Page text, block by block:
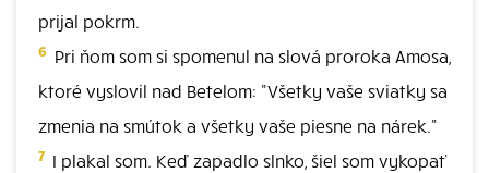
prijal pokrm.
6 Pri ňom som si spomenul na slová proroka Amosa,
ktoré vyslovil nad Betelom: "Všetky vaše sviatky sa
zmenia na smútok a všetky vaše piesne na nárek."
7 I plakal som. Keď zapadlo slnko, šiel som vykopať